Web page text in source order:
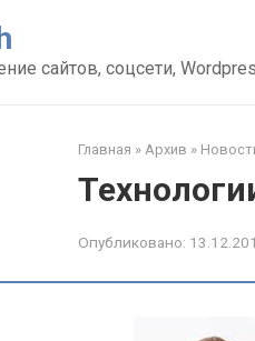
сайтов, соцсети,
Главная » Архив »
Опубликовано: